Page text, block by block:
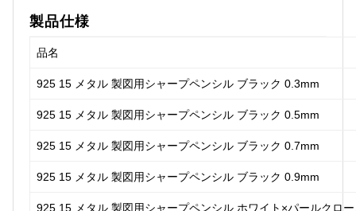
製品仕様
品名
925 15 メタル 製図用シャープペンシル ブラック 0.3mm
925 15 メタル 製図用シャープペンシル ブラック 0.5mm
925 15 メタル 製図用シャープペンシル ブラック 0.7mm
925 15 メタル 製図用シャープペンシル ブラック 0.9mm
925 15 メタル 製図用シャープペンシル ホワイト×パールクロ